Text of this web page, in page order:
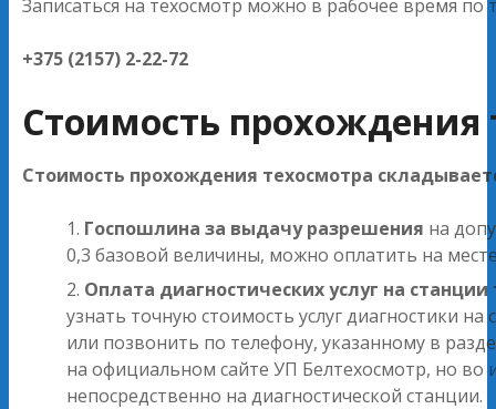
Записаться на техосмотр можно в рабочее время по
+375 (2157) 2-22-72
Стоимость прохождения
Стоимость прохождения техосмотра
Госпошлина за выдачу разрешения на
0,3 базовой величины, можно оплатить на
Оплата диагностических услуг на станции
узнать точную стоимость услуг диагностики
или позвонить по телефону, указанному в
на официальном сайте УП Белтехосмотр, но во
непосредственно на диагностической станции.